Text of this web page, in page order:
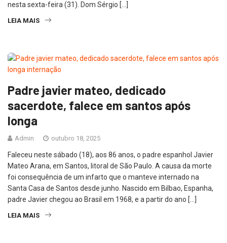
nesta sexta-feira (31). Dom Sérgio […]
LEIA MAIS
Padre javier mateo, dedicado
sacerdote, falece em santos após
longa
Admin outubro 18, 2025
Faleceu neste sábado (18), aos 86 anos, o padre espanhol Javier
Mateo Arana, em Santos, litoral de São Paulo. A causa da morte
foi consequência de um infarto que o manteve internado na
Santa Casa de Santos desde junho. Nascido em Bilbao, Espanha,
padre Javier chegou ao Brasil em 1968, e a partir do ano […]
LEIA MAIS